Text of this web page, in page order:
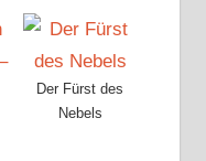
Der Fürst des
Nebels